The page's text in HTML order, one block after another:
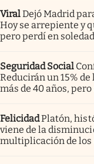
ViralDejó Madrid
Hoy se arrepiente y
pero perdí en
Seguridad Social
Reducirán un 15%
más de 40 años,
FelicidadPlatón,
viene de la
multiplicación de los